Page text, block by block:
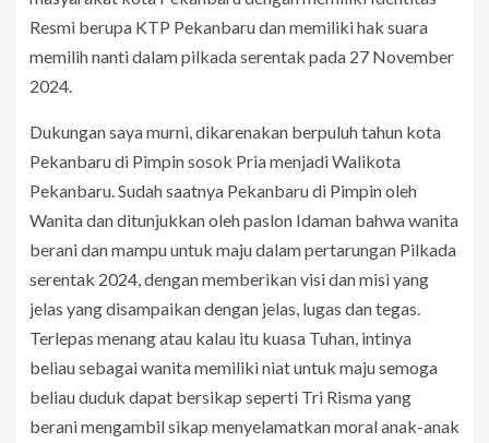
Resmi berupa KTP Pekanbaru dan memiliki hak suara
memilih nanti dalam pilkada serentak pada 27 November
2024.
Dukungan saya murni, dikarenakan berpuluh tahun kota
Pekanbaru di Pimpin sosok Pria menjadi Walikota
Pekanbaru. Sudah saatnya Pekanbaru di Pimpin oleh
Wanita dan ditunjukkan oleh paslon Idaman bahwa wanita
berani dan mampu untuk maju dalam pertarungan Pilkada
serentak 2024, dengan memberikan visi dan misi yang
jelas yang disampaikan dengan jelas, lugas dan tegas.
Terlepas menang atau kalau itu kuasa Tuhan, intinya
beliau sebagai wanita memiliki niat untuk maju semoga
beliau duduk dapat bersikap seperti Tri Risma yang
berani mengambil sikap menyelamatkan moral anak-anak